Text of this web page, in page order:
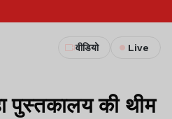
वीडियो Live
पुस्तकालय की थीम